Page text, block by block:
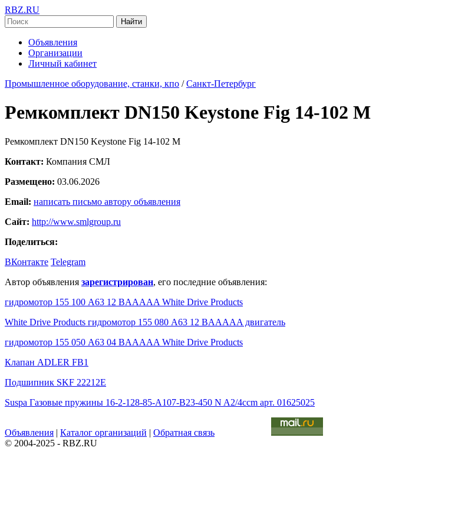
RBZ.RU
Найти
Объявления
Организации
Личный кабинет
Промышленное оборудование, станки, кпо / Санкт-Петербург
Ремкомплект DN150 Keystone Fig 14-102 M
Ремкомплект DN150 Keystone Fig 14-102 M
Контакт: Компания СМЛ
Размещено: 03.06.2026
Email: написать письмо автору объявления
Сайт: http://www.smlgroup.ru
Поделиться:
ВКонтакте Telegram
Автор объявления зарегистрирован, его последние объявления:
гидромотор 155 100 A63 12 BAAAAA White Drive Products
White Drive Products гидромотор 155 080 A63 12 BAAAAA двигатель
гидромотор 155 050 A63 04 BAAAAA White Drive Products
Клапан ADLER FB1
Подшипник SKF 22212E
Suspa Газовые пружины 16-2-128-85-A107-B23-450 N A2/4ccm арт. 01625025
Объявления | Каталог организаций | Обратная связь
© 2004-2025 - RBZ.RU